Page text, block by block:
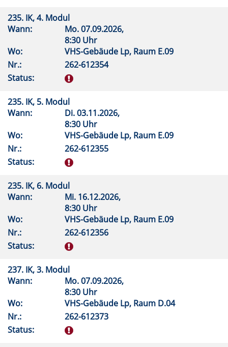
235. IK, 4. Modul
Wann:
Mo.07.09.2026,
8:30 Uhr
Wo:
VHS-Gebäude Lp, Raum E.09
Nr.:
262-612354
Status:
235. IK, 5. Modul
Wann:
Di.03.11.2026,
8:30 Uhr
Wo:
VHS-Gebäude Lp, Raum E.09
Nr.:
262-612355
Status:
235. IK, 6. Modul
Wann:
Mi. 16.12.2026,
8:30 Uhr
Wo:
VHS-Gebäude Lp, Raum E.09
Nr.:
262-612356
Status:
237. IK, 3. Modul
Wann:
Mo.07.09.2026,
8:30 Uhr
Wo:
VHS-Gebäude Lp, Raum D.04
Nr.:
262-612373
Status: